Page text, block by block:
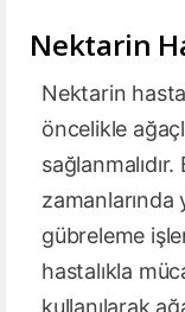
Nektarin
Nektarin
öncelikle
zamanlarında
gübreleme
hastalıkla
kullanılarak